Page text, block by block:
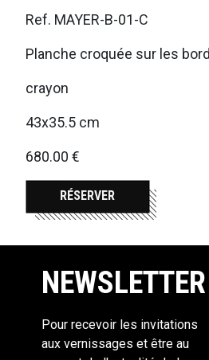
Ref. MAYER-B-01-C
Planche croquée sur les
crayon
43x35.5 cm
680.00 €
RÉSERVER
NEWSLETTER
Pour recevoir les invitations
aux vernissages et être au